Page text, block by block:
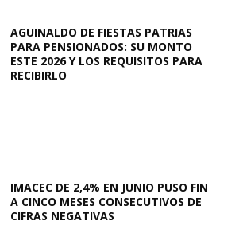
AGUINALDO DE FIESTAS PATRIAS
PARA PENSIONADOS: SU MONTO
ESTE 2026 Y LOS REQUISITOS PARA
RECIBIRLO
IMACEC DE 2,4% EN JUNIO PUSO FIN
A CINCO MESES CONSECUTIVOS DE
CIFRAS NEGATIVAS